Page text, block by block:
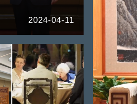
2024-04-11